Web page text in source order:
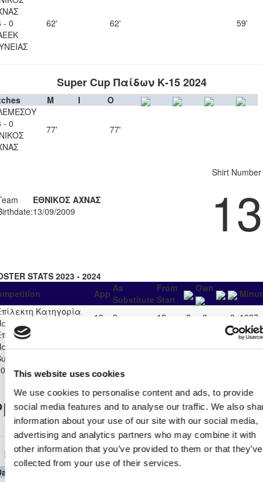
This website uses cookies
We use cookies to personalise content and ads, to provide
social media features and to analyse our traffic. We also
information about your use of our site with our social media,
advertising and analytics partners who may combine it with
other information that you’ve provided to them or that they’ve
collected from your use of their services.
- 0
62' 62' 59'
Super Cup Παίδων Κ-15 2024
M I
O
- 0
77' 77'
ΕΘΝΙΚΟΣ ΑΧΝΑΣ
13/09/2009
Shirt Number
13
STATS 2023 - 2024
App As
Substitute
From
Start
Own
Κατηγορία
Κ-16 2023/24
12 0 12 2 0 0 1087
Κατηγορία
Κ-15 2023/24
950
Cup Παίδων Κ-15
Record
Επίλεκτη Κατηγορία Παίδων Κ-16 2023/24